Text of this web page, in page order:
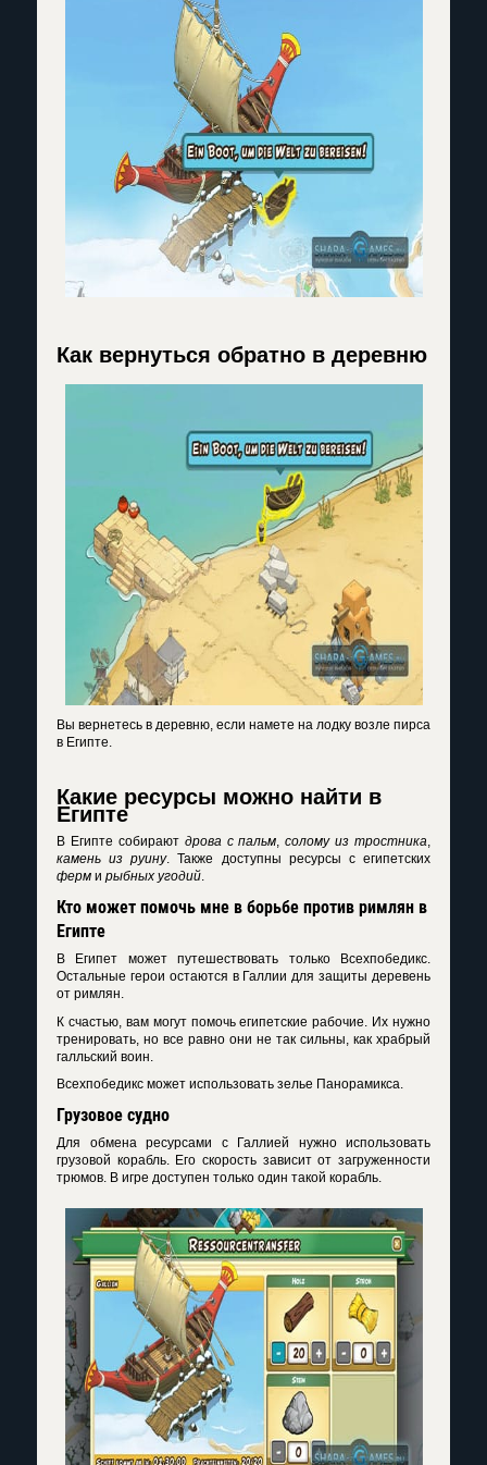
Как вернуться обратно в деревню
Вы вернетесь в деревню, если намете на лодку возле пирса
в Египте.
Какие ресурсы можно найти в
Египте
В Египте собирают дрова с пальм,солому из тростника,
камень из руину. Также доступны ресурсы с египетских
ферм и рыбных угодий.
Кто может помочь мне в борьбе против римлян в
Египте
В Египет может путешествовать только Всехпобедикс.
Остальные герои остаются в Галлии для защиты деревень
от римлян.
К счастью, вам могут помочь египетские рабочие. Их нужно
тренировать, но все равно они не так сильны, как храбрый
галльский воин.
Всехпобедикс может использовать зелье Панорамикса.
Грузовое судно
Для обмена ресурсами с Галлией нужно использовать
грузовой корабль. Его скорость зависит от загруженности
трюмов. В игре доступен только один такой корабль.